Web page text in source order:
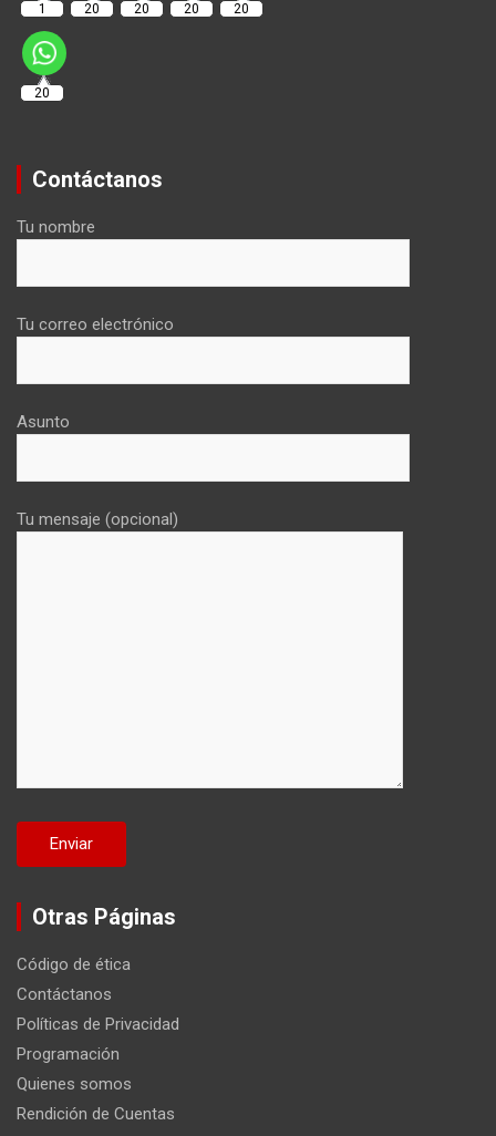
1 20 20 20 20
20
Contáctanos
Tu nombre
Tu correo electrónico
Asunto
Tu mensaje (opcional)
Otras Páginas
Código de ética
Contáctanos
Políticas de Privacidad
Programación
Quienes somos
Rendición de Cuentas